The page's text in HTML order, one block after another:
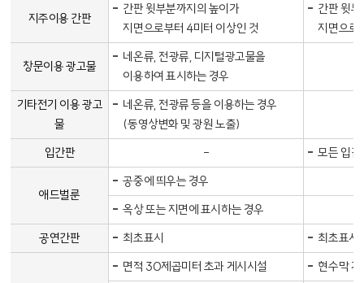
지주이용 간판
간판 윗부분까지의 높이가
지면으로부터 4미터 이상인 것
간판 윗
지면으로
창문이용 광고물
네온류, 전광류, 디지털광고물을
이용하여 표시하는 경우
기타전기 이용 광고
물
네온류, 전광류 등을 이용하는 경우
(동영상변화 및 광원 노출)
입간판
- 모든 입간
애드벌룬
공중에 띄우는 경우
옥상 또는 지면에 표시하는 경우
공연간판
최초표시 최초표시
면적 30제곱미터 초과 게시시설
현수막